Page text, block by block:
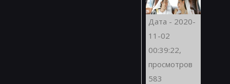
Дата - 2020-
11-02
00:39:22,
просмотров
583